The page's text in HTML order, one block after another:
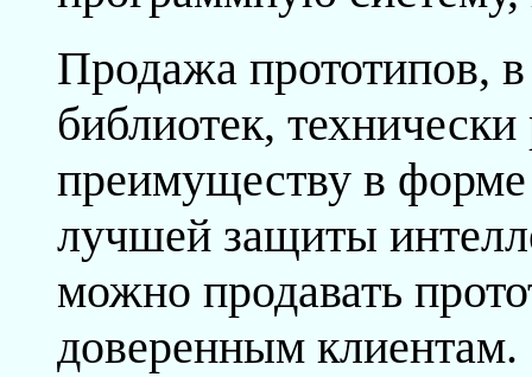
Продажа прототипов,
библиотек,
преимуществу в
лучшей защиты
можно продавать
доверенным клиентам.